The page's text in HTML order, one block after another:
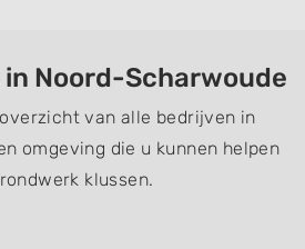
Noord-Scharwoude
van alle bedrijven in
omgeving die u kunnen helpen
klussen.